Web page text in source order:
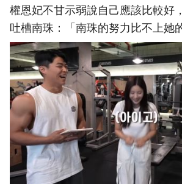
權恩妃不甘示弱說自己應該比較好
吐槽南珠：「南珠的努力比不上她